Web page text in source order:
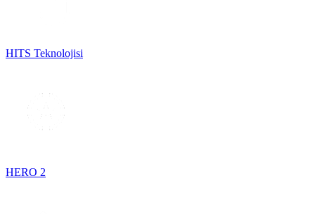
HITS Teknolojisi
HERO 2